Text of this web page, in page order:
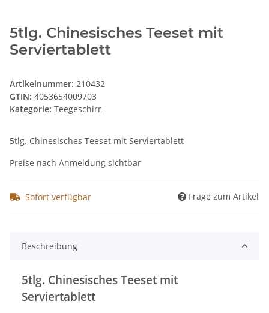
5tlg. Chinesisches Teeset mit
Serviertablett
Artikelnummer: 210432
GTIN: 4053654009703
Kategorie: Teegeschirr
5tlg. Chinesisches Teeset mit Serviertablett
Preise nach Anmeldung sichtbar
Sofort verfügbar Frage zum Artikel
Beschreibung
5tlg. Chinesisches Teeset mit
Serviertablett